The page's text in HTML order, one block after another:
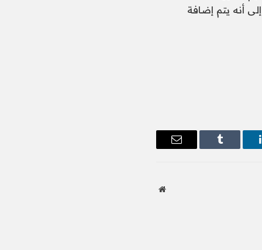
الجملة، لافتا إلى أنه يتم إضافة
Tumblr
البريد
موقع